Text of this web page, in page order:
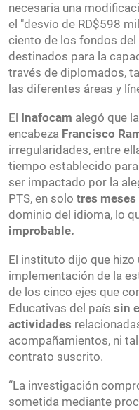
necesaria una
el "desvío de RD$598
ciento de los fondos
destinados para la
través de diplomados,
las diferentes áreas y
El Inafocam alegó que
encabeza Francisco
irregularidades, entre
tiempo establecido
ser impactado por la
PTS, en solo tres meses
dominio del idioma, lo
improbable.
El instituto dijo que hizo
implementación de la
de los cinco ejes que
Educativas del país sin
actividades
acompañamientos, ni
contrato suscrito.
“La investigación
sometida mediante